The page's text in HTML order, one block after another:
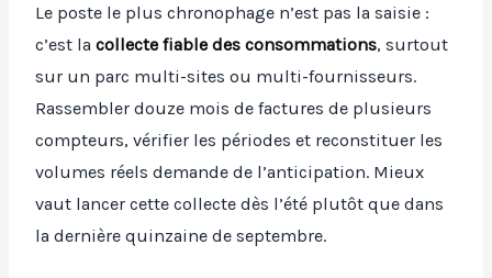
Le poste le plus chronophage n’est pas la saisie :
c’est lacollecte fiable des consommations, surtout
sur un parc multi-sites ou multi-fournisseurs.
Rassembler douze mois de factures de plusieurs
compteurs, vérifier les périodes et reconstituer les
volumes réels demande de l’anticipation. Mieux
vaut lancer cette collecte dès l’été plutôt que dans
la dernière quinzaine de septembre.